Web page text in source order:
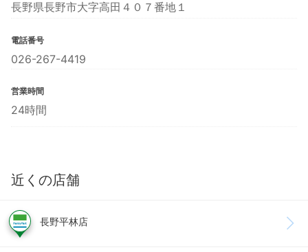
長野県長野市大字高田４０７番地１
電話番号
026-267-4419
営業時間
24時間
近くの店舗
長野平林店